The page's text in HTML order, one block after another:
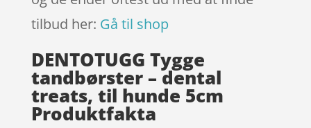
tilbud her: Gå til shop
DENTOTUGG Tygge
tandbørster – dental
treats, til hunde 5cm
Produktfakta